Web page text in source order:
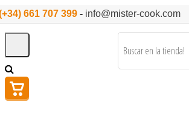
661 707 399 - info@mister-cook.com